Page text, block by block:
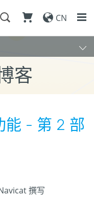
CN
客
能 - 第 2 部
撰写